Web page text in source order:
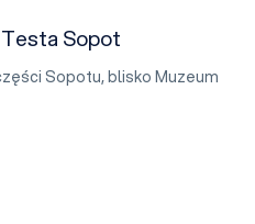
Sopot
Sopotu, blisko Muzeum